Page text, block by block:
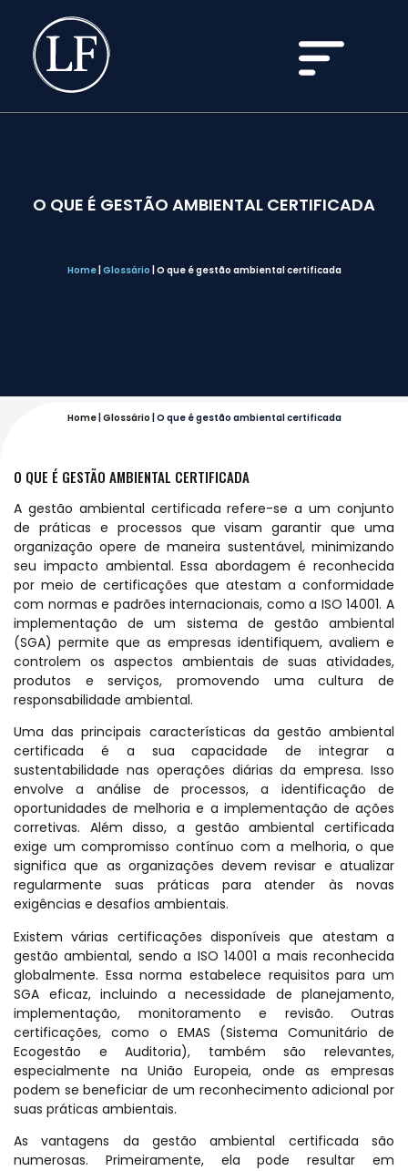
O QUE É GESTÃO AMBIENTAL CERTIFICADA
Home| Glossário O que é gestão ambiental certificada
Home| Glossário O que é gestão ambiental certificada
O QUE É GESTÃO AMBIENTAL CERTIFICADA
A gestão ambiental certificada refere-se a um conjunto
de práticas e processos que visam garantir que uma
organização opere de maneira sustentável, minimizando
seu impacto ambiental. Essa abordagem é reconhecida
por meio de certificações que atestam a conformidade
com normas e padrões internacionais, como a ISO 14001. A
implementação de um sistema de gestão ambiental
(SGA) permite que as empresas identifiquem, avaliem e
controlem os aspectos ambientais de suas atividades,
produtos e serviços, promovendo uma cultura de
responsabilidade ambiental.
Uma das principais características da gestão ambiental
certificada é a sua capacidade de integrar a
sustentabilidade nas operações diárias da empresa. Isso
envolve a análise de processos, a identificação de
oportunidades de melhoria e a implementação de ações
corretivas. Além disso, a gestão ambiental certificada
exige um compromisso contínuo com a melhoria, o que
significa que as organizações devem revisar e atualizar
regularmente suas práticas para atender às novas
exigências e desafios ambientais.
Existem várias certificações disponíveis que atestam a
gestão ambiental, sendo a ISO 14001 a mais reconhecida
globalmente. Essa norma estabelece requisitos para um
SGA eficaz, incluindo a necessidade de planejamento,
implementação, monitoramento e revisão. Outras
certificações, como o EMAS (Sistema Comunitário de
Ecogestão e Auditoria), também são relevantes,
especialmente na União Europeia, onde as empresas
podem se beneficiar de um reconhecimento adicional por
suas práticas ambientais.
As vantagens da gestão ambiental certificada são
numerosas. Primeiramente, ela pode resultar em